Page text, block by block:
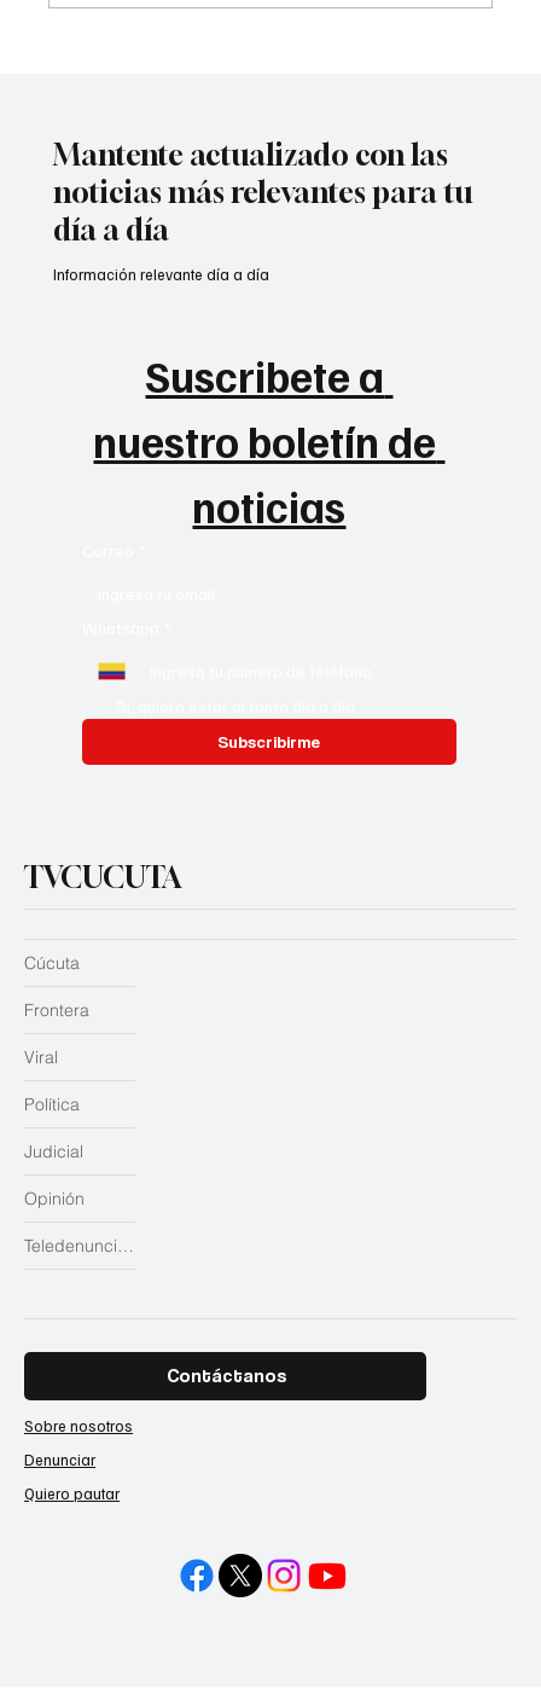
Mantente actualizado con las
noticias más relevantes para tu
día a día
Suscribete a
nuestro boletín de
noticias
Subscribirme
Información relevante día a día
TVCUCUTA
Judicial
Opinión
Teledenuncias
Cúcuta
Frontera
Viral
Política
Contáctanos
Sobre nosotros
Denunciar
Quiero pautar